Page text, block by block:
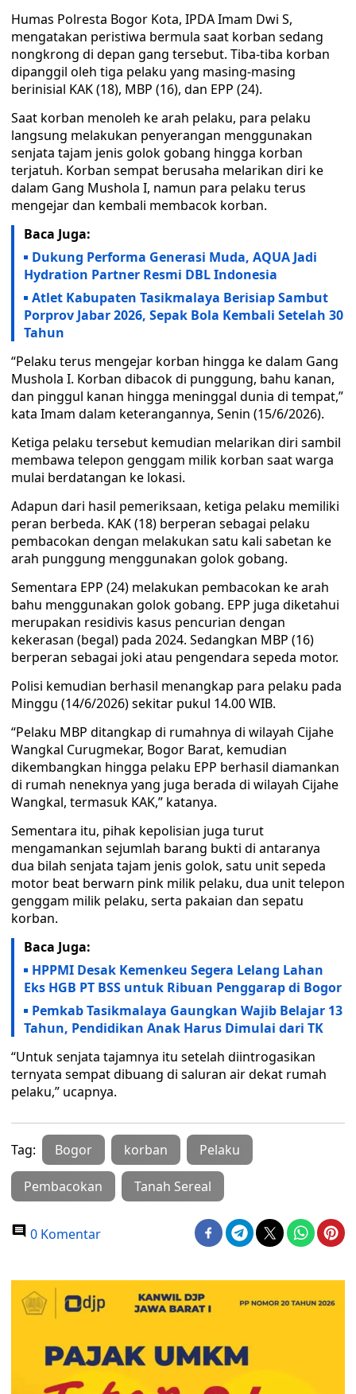
Humas Polresta Bogor Kota, IPDA Imam Dwi S,
mengatakan peristiwa bermula saat korban sedang
nongkrong di depan gang tersebut. Tiba-tiba korban
dipanggil oleh tiga pelaku yang masing-masing
berinisial KAK (18), MBP (16), dan EPP (24).
Saat korban menoleh ke arah pelaku, para pelaku
langsung melakukan penyerangan menggunakan
senjata tajam jenis golok gobang hingga korban
terjatuh. Korban sempat berusaha melarikan diri ke
dalam Gang Mushola I, namun para pelaku terus
mengejar dan kembali membacok korban.
Baca Juga:
Dukung Performa Generasi Muda, AQUA Jadi
Hydration Partner Resmi DBL Indonesia
Atlet Kabupaten Tasikmalaya Berisiap Sambut
Porprov Jabar 2026, Sepak Bola Kembali Setelah 30
Tahun
“Pelaku terus mengejar korban hingga ke dalam Gang
Mushola I. Korban dibacok di punggung, bahu kanan,
dan pinggul kanan hingga meninggal dunia di tempat,”
kata Imam dalam keterangannya, Senin (15/6/2026).
Ketiga pelaku tersebut kemudian melarikan diri sambil
membawa telepon genggam milik korban saat warga
mulai berdatangan ke lokasi.
Adapun dari hasil pemeriksaan, ketiga pelaku memiliki
peran berbeda. KAK (18) berperan sebagai pelaku
pembacokan dengan melakukan satu kali sabetan ke
arah punggung menggunakan golok gobang.
Sementara EPP (24) melakukan pembacokan ke arah
bahu menggunakan golok gobang. EPP juga diketahui
merupakan residivis kasus pencurian dengan
kekerasan (begal) pada 2024. Sedangkan MBP (16)
berperan sebagai joki atau pengendara sepeda motor.
Polisi kemudian berhasil menangkap para pelaku pada
Minggu (14/6/2026) sekitar pukul 14.00 WIB.
“Pelaku MBP ditangkap di rumahnya di wilayah Cijahe
Wangkal Curugmekar, Bogor Barat, kemudian
dikembangkan hingga pelaku EPP berhasil diamankan
di rumah neneknya yang juga berada di wilayah Cijahe
Wangkal, termasuk KAK,” katanya.
Sementara itu, pihak kepolisian juga turut
mengamankan sejumlah barang bukti di antaranya
dua bilah senjata tajam jenis golok, satu unit sepeda
motor beat berwarn pink milik pelaku, dua unit telepon
genggam milik pelaku, serta pakaian dan sepatu
korban.
Baca Juga:
HPPMI Desak Kemenkeu Segera Lelang Lahan
Eks HGB PT BSS untuk Ribuan Penggarap di Bogor
Pemkab Tasikmalaya Gaungkan Wajib Belajar 13
Tahun, Pendidikan Anak Harus Dimulai dari TK
“Untuk senjata tajamnya itu setelah diintrogasikan
ternyata sempat dibuang di saluran air dekat rumah
pelaku,” ucapnya.
Tag: Bogor korban Pelaku
Pembacokan Tanah Sereal
0 Komentar